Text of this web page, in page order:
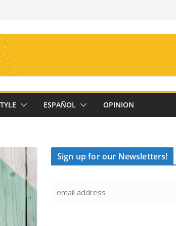
ESPAÑOL OPINION
Sign up for our Newsletters!